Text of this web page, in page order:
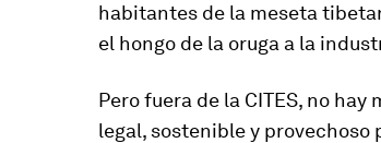
habitantes de la meseta
el hongo de la oruga a la
Pero fuera de la CITES, no
legal, sostenible y provechoso